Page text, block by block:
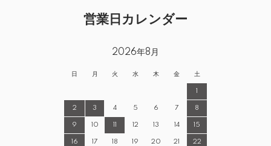
営業日カレンダー
2026年8月
日 月 火 水 木 金 土
1
2 3 4 5 6 7 8
9 10 11 12 13 14 15
16 17 18 19 20 21 22